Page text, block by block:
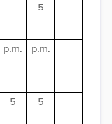
5
p.m. p.m.
5 5